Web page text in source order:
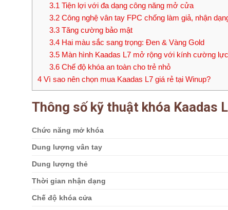
3.1 Tiện lợi với đa dạng công năng mở cửa
3.2Công nghệ vân tay FPC chống làm giả, nhận
3.3Tăng cường bảo mật
3.4Hai màu sắc sang trọng: Đen & Vàng Gold
3.5Màn hình Kaadas L7 mở rộng với kính cường
3.6Chế độ khóa an toàn cho trẻ nhỏ
4 Vì sao nên chọn mua Kaadas L7 giá rẻ tại Winup?
Thông số kỹ thuật khóa Kaadas
Chức năng mở khóa
Dung lượng vân tay
Dung lượng thẻ
Thời gian nhận dạng
Chế độ khóa cửa